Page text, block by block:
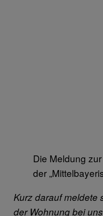
Die Meldung
der
Kurz darauf meldete
der Wohnung bei